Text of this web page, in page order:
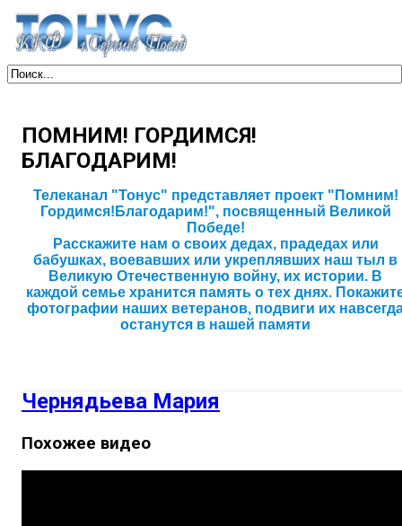
ПОМНИМ! ГОРДИМСЯ!
БЛАГОДАРИМ!
Телеканал "Тонус" представляет проект "Помним!
Гордимся!Благодарим!", посвященный Великой
Победе!
Расскажите нам о своих дедах, прадедах или
бабушках, воевавших или укреплявших наш тыл в
Великую Отечественную войну, их истории. В
каждой семье хранится память о тех днях.
фотографии наших ветеранов, подвиги их
останутся в нашей памяти
Чернядьева Мария
Похожее видео